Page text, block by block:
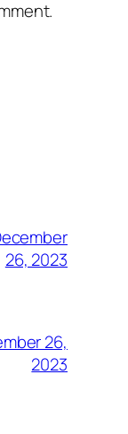
26, 2023
26,
2023